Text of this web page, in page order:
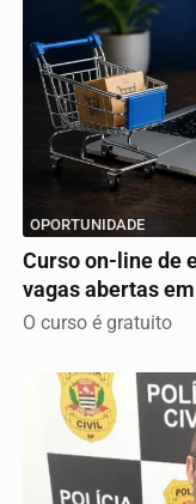
OPORTUNIDADE
Curso on-line de
vagas abertas
O curso é gratuito